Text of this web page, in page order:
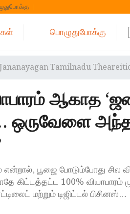
பொழுதுபோக்கு
Tamilnadu
ஆகாத
ஒருவேளை
பூஜை போடும்போது சில
கிட்டத்தட்ட 100% வியாபாரம்
மற்றும் டிஜிட்டல் பிசினஸ்…